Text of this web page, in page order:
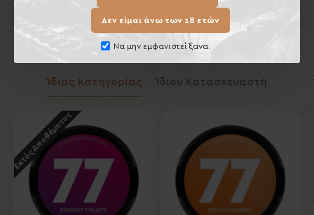
Δεν είμαι άνω των 18 ετών
Να μην εμφανιστεί ξανα.
Καλάθι Καλάθι
Ίδιας Κατηγορίας Ίδιου Κατασκευαστή
Εκτός Αποθέματος